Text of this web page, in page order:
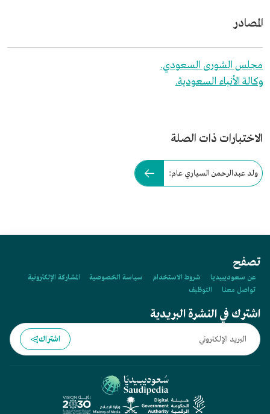
المصادر
مجلس الشورى السعودي.
وكالة الأنباء السعودية.
الاختبارات ذات الصلة
ولد عبدالرحمن السياري عام:
تصفح
عن سعوديبيديا شروط الاستخدام سياسة الخصوصية
المشاركة الإلكترونية
تواصل معنا
التوظيف
اشترك في النشرة البريدية
اشتراك